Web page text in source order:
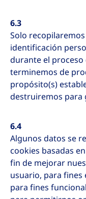
6.3
Solo
identificación
durante el proceso
terminemos de
propósito(s)
destruiremos para
6.4
Algunos datos se
cookies basadas
fin de mejorar
usuario, para
para fines